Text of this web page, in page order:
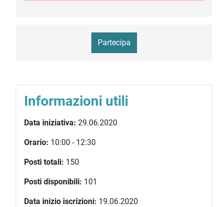
Partecipa
Informazioni utili
Data iniziativa: 29.06.2020
Orario: 10:00 - 12:30
Posti totali: 150
Posti disponibili: 101
Data inizio iscrizioni: 19.06.2020